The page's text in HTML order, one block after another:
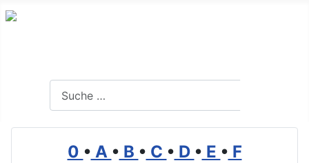
0 • A • B • C • D • E • F